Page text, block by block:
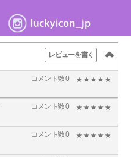
コメント数 0
コメント数 0
コメント数 0
レビューを書く